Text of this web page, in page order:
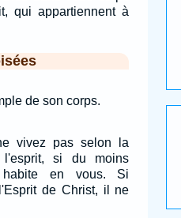
qui appartiennent à
de son corps.
vivez pas selon la
si du moins
en vous. Si
de Christ, il ne